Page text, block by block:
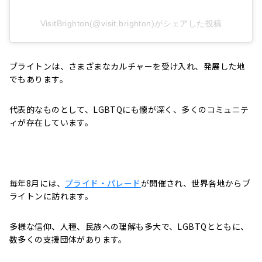
VisitBrighton(@visit.brighton)がシェアした投稿
ブライトンは、さまざまなカルチャーを受け入れ、発展した地
でもあります。
代表的なものとして、LGBTQにも懐が深く、多くのコミュニテ
ィが存在しています。
毎年8月には、 プライド・パレードが開催され、世界各地からブ
ライトンに訪れます。
多様な信仰、人種、民族への理解も多大で、LGBTQとともに、
数多くの支援団体があります。